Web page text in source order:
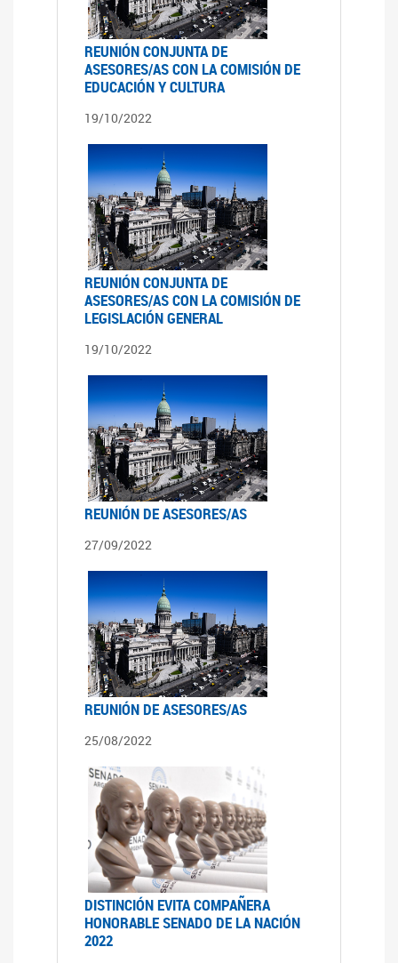
REUNIÓN CONJUNTA DE
ASESORES/AS CON LA COMISIÓN DE
EDUCACIÓN Y CULTURA
19/10/2022
REUNIÓN CONJUNTA DE
ASESORES/AS CON LA COMISIÓN DE
LEGISLACIÓN GENERAL
19/10/2022
REUNIÓN DE ASESORES/AS
27/09/2022
REUNIÓN DE ASESORES/AS
25/08/2022
DISTINCIÓN EVITA COMPAÑERA
HONORABLE SENADO DE LA NACIÓN
2022